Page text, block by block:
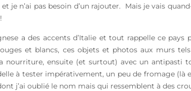
je n’ai pas besoin d’un rajouter. Mais je vais
a des accents d’Italie et tout rappelle ce
et blancs, ces objets et photos aux murs
nourriture, ensuite (et surtout) avec un antipasti
à tester impérativement, un peu de fromage (là
j’ai oublié le nom mais qui ressemblent à des